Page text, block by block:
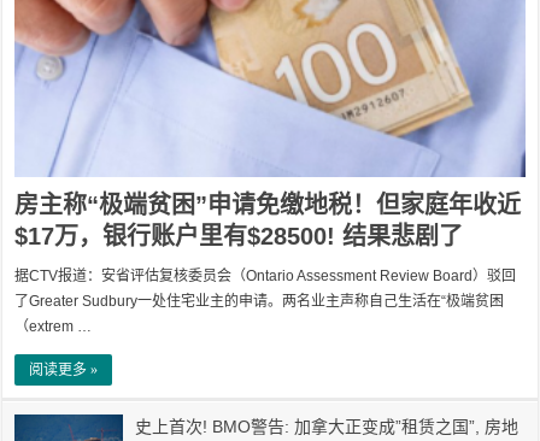
房主称“极端贫困”申请免缴地税！但家庭年收近
$17万，银行账户里有$28500! 结果悲剧了
据CTV报道：安省评估复核委员会（Ontario Assessment Review Board）驳回
了Greater Sudbury一处住宅业主的申请。两名业主声称自己生活在“极端贫困
（extrem …
阅读更多 »
史上首次! BMO警告: 加拿大正变成”租赁之国”, 房地